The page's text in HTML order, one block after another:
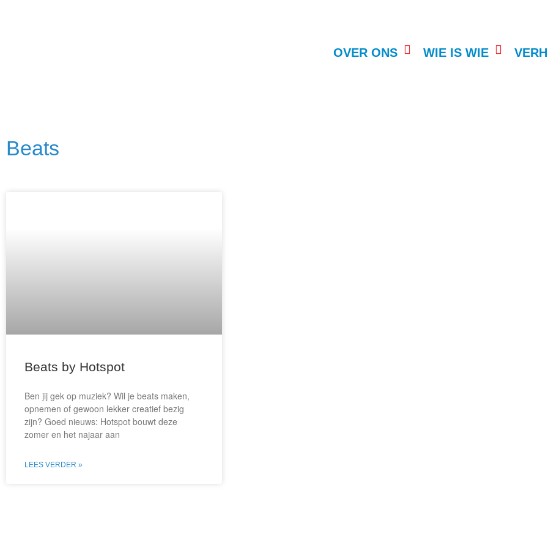
OVER ONS WIE IS WIE
Beats
Beats by Hotspot
Ben jij gek op muziek? Wil je beats maken,
opnemen of gewoon lekker creatief bezig
zijn? Goed nieuws: Hotspot bouwt deze
zomer en het najaar aan
LEES VERDER »